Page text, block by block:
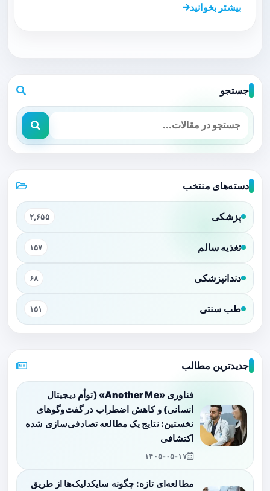
بیشتر بخوانید
جستجو
دسته‌های منتخب
پزشکی ۲,۶۵۵
تغذیه سالم ۱۵۷
دندانپزشکی ۶۸
طب سنتی ۱۵۱
جدیدترین مطالب
فناوری «Another Me» (توأم دیجیتال
انسانی) و کاهش اضطراب در گفت‌وگوهای
نخستین: نتایج یک مطالعه تصادفی‌سازی شده
اکتشافی
۱۴۰۵-۰۵-۱۷
مطالعه‌ای تازه: چگونه سایکدلیک‌ها از طریق